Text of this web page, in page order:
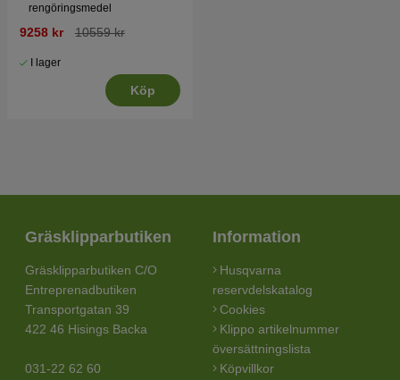
rengöringsmedel
9258 kr 10559 kr
I lager
Köp
Gräsklipparbutiken
Gräsklipparbutiken C/O
Entreprenadbutiken
Transportgatan 39
422 46 Hisings Backa
031-22 62 60
Information
Husqvarna
reservdelskatalog
Cookies
Klippo artikelnummer
översättningslista
Köpvillkor